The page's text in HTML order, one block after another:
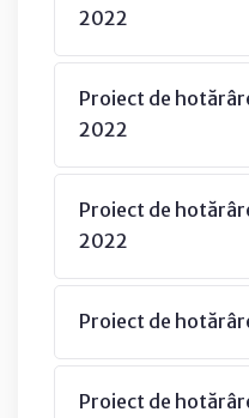
2022
Proiect de
2022
Proiect de
2022
Proiect de
Proiect de